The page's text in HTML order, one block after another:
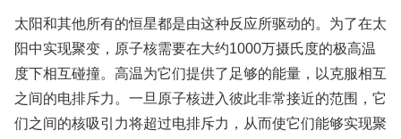
太阳和其他所有的恒星都是由这种反应所驱动的。为了在太
阳中实现聚变，原子核需要在大约1000万摄氏度的极高温
度下相互碰撞。高温为它们提供了足够的能量，以克服相互
之间的电排斥力。一旦原子核进入彼此非常接近的范围，它
们之间的核吸引力将超过电排斥力，从而使它们能够实现聚